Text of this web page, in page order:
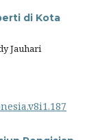
di Kota
Jauhari